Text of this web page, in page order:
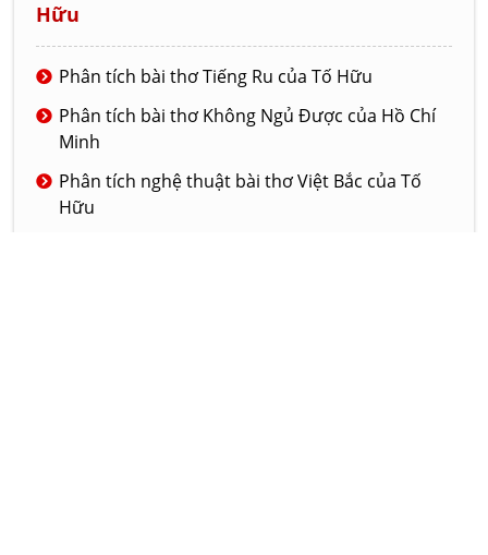
Hữu
Phân tích bài thơ Tiếng Ru của Tố Hữu
Phân tích bài thơ Không Ngủ Được của Hồ Chí
Minh
Phân tích nghệ thuật bài thơ Việt Bắc của Tố
Hữu